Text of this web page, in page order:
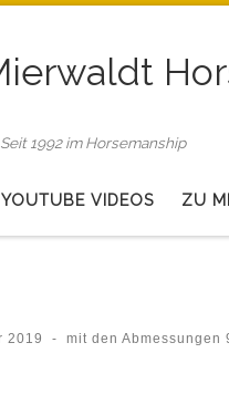
Seit 1992 im Horsemanship
VIDEOS ZU
2019 - mit den Abmessungen